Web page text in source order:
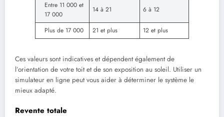
Entre 11 000 et
17 000
14 à 21 6 à 12
Plus de 17 000 21 et plus 12 et plus
Ces valeurs sont indicatives et dépendent également de
l’orientation de votre toit et de son exposition au soleil. Utiliser un
simulateur en ligne peut vous aider à déterminer le système le
mieux adapté.
Revente totale